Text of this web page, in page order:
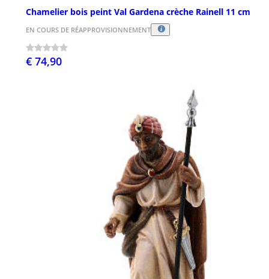
Chamelier bois peint Val Gardena crèche Rainell 11 cm
EN COURS DE RÉAPPROVISIONNEMENT
€ 74,90